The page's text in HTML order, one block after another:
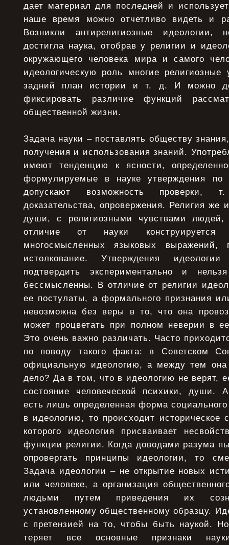
дает материал для последней и
наше время можно отчетливо видеть и
Возникли антирелигиозные идеологии,
достигла наука, отобрав у религии и
окружающего человека мира и самого
идеологическую роль многие
задний план истории и т. д. И можно
фиксировать различие функций
общественной жизни.
Задача науки – поставлять обществу
получения и использования знаний.
имеют тенденцию к ясности,
формулируемые в науке утверждения
допускают возможность проверки,
доказательства, опровержения. Религия же
души, с религиозными чувствами
отличие от науки конструируется
многосмысленных языковых выражений,
истолкование. Утверждения
подтвердить экспериментально и
бессмысленны. В отличие от религии
ее постулаты, а формального признания
невозможна без веры в то, что она
может процветать при полном неверии в
Это очень важно различать. Часто
по поводу такого факта: в Советском
официальную идеологию, а между тем она
дело? Да в том, что в идеологию не верят,
состояние человеческой психики, души.
есть лишь определенная форма
в идеологию, то происходит историческое
которого идеология присваивает
функции религии. Когда доводами разума
опровергать принципы идеологии, то
Задача идеологии – не открытие новых
или человеке, а организация
людьми путем приведения их
установленному общественному образцу.
с претензией на то, чтобы быть наукой.
теряет все основные признаки